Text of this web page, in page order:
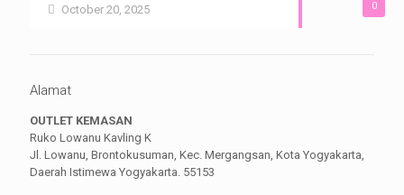
0
October 20, 2025
Alamat
OUTLET KEMASAN
Ruko Lowanu Kavling K
Jl. Lowanu, Brontokusuman, Kec. Mergangsan, Kota Yogyakarta,
Daerah Istimewa Yogyakarta. 55153